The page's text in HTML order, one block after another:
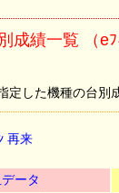
成績一覧 （eﾌ
定した機種の台別
再来
ータ